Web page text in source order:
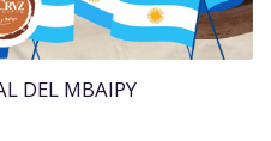
DEL MBAIPY